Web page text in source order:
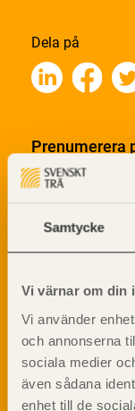
Samtycke
Vi värnar om din
Vi använder
och annonserna
sociala medier
även sådana
enhet till de
Dela på
Prenumerera